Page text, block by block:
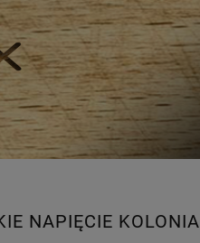
NAPIĘCIE KOLONIA